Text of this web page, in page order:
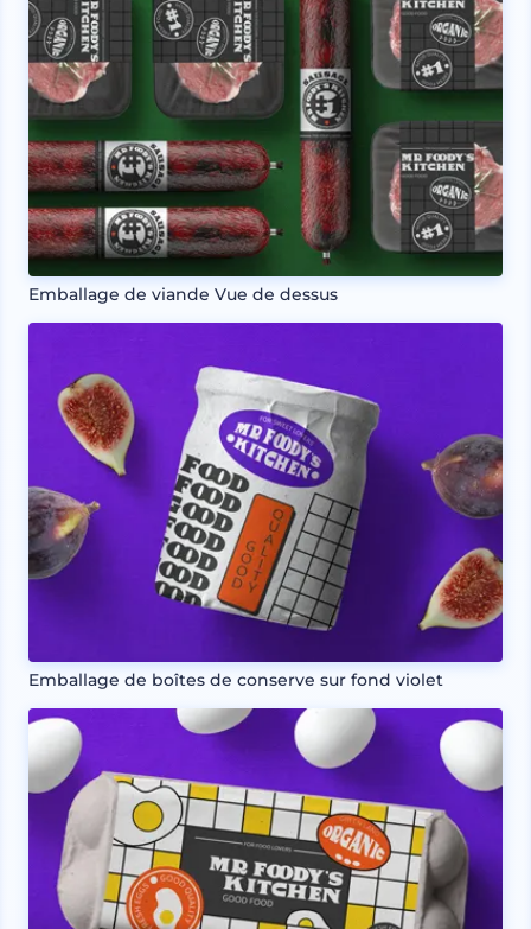
Emballage de viande Vue de dessus
Emballage de boîtes de conserve sur fond violet